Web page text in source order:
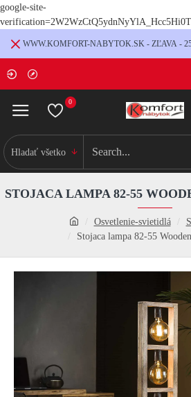
google-site-
WWW.KOMFORT-NABYTOK.SK - ZĽAVA -
0
Hladať všetko
Osvetlenie-svietidlá
Stojaca lampa 82-55
STOJACA LAMPA 82-55